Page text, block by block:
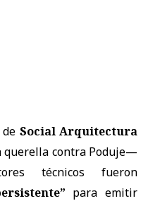
Social Arquitectura
contra Poduje—
técnicos fueron
para emitir